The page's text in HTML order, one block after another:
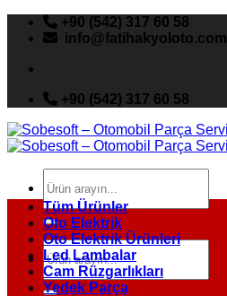
İçeriğe
atla
+90 (542) 317 60 58
info@fatihakyoloto.com
+90 (542) 317 60 58
Ara:
Tüm Ürünler
Oto Elektrik
Oto Elektrik Ürünleri
Led Lambalar
Cam Rüzgarlıkları
Yedek Parça